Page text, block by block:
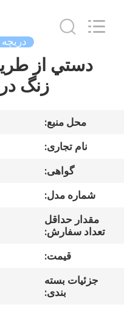
خونه
درباره
کارخانه
کیفیت
دستي از
زنگ
محل منبع:
نام تجاری:
گواهی:
شماره مدل:
مقدار حداقل
تعداد سفارش:
قیمت:
جزئیات بسته
بندی: